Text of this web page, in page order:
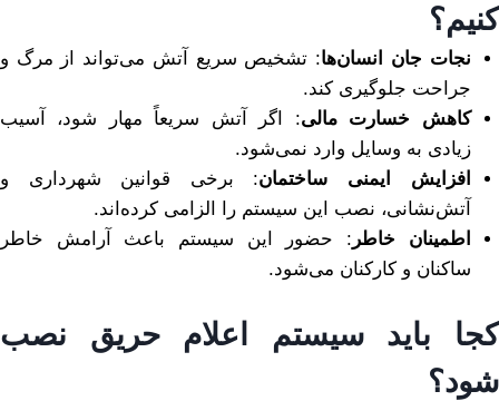
کنیم؟
نجات جان انسان‌ها: تشخیص سریع آتش می‌تواند از مرگ و
جراحت جلوگیری کند.
کاهش خسارت مالی: اگر آتش سریعاً مهار شود، آسیب
زیادی به وسایل وارد نمی‌شود.
افزایش ایمنی ساختمان: برخی قوانین شهرداری و
آتش‌نشانی، نصب این سیستم را الزامی کرده‌اند.
اطمینان خاطر : حضور این سیستم باعث آرامش خاطر
ساکنان و کارکنان می‌شود.
کجا باید سیستم اعلام حریق نصب
شود؟